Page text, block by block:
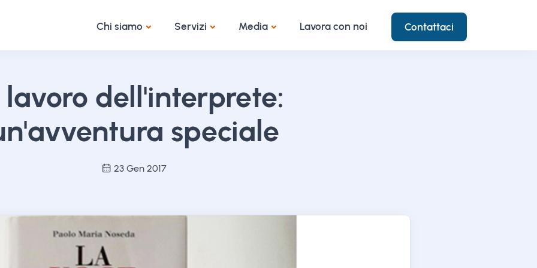
Chi siamo Servizi Media Lavora con noi Contattaci
lavoro dell'interprete:
speciale
23 Gen 2017